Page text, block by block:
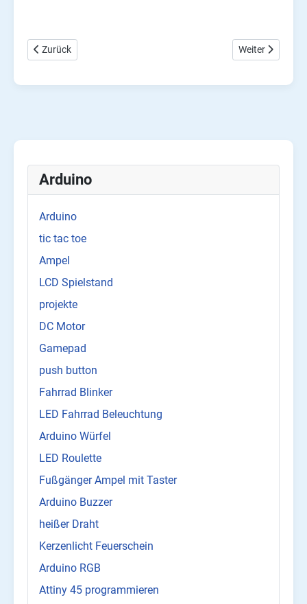
Arduino
Arduino
tic tac toe
Ampel
LCD Spielstand
projekte
DC Motor
Gamepad
push button
Fahrrad Blinker
LED Fahrrad Beleuchtung
Arduino Würfel
LED Roulette
Fußgänger Ampel mit Taster
Arduino Buzzer
heißer Draht
Kerzenlicht Feuerschein
Arduino RGB
Attiny 45 programmieren
Vorheriger Beitrag: Arduino Tresor mit Zahlenschloss,
Zurück Nächster
Weiter